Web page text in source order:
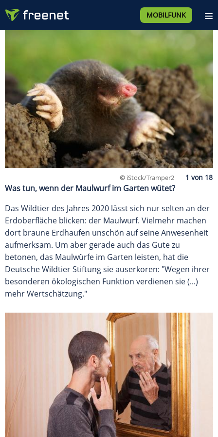
MOBILFUNK
© iStock/Tramper2
Was tun, wenn der Maulwurf im Garten wütet?
Das Wildtier des Jahres 2020 lässt sich nur selten an der
Erdoberfläche blicken: der Maulwurf. Vielmehr machen
dort braune Erdhaufen unschön auf seine Anwesenheit
aufmerksam. Um aber gerade auch das Gute zu
betonen, das Maulwürfe im Garten leisten, hat die
Deutsche Wildtier Stiftung sie auserkoren: "Wegen ihrer
besonderen ökologischen Funktion verdienen sie (...)
mehr Wertschätzung."